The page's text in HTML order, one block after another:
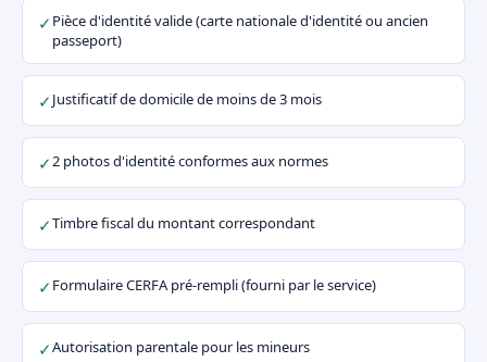
✓ Pièce d'identité valide (carte nationale d'identité ou ancien
passeport)
✓Justificatif de domicile de moins de 3 mois
✓2 photos d'identité conformes aux normes
✓Timbre fiscal du montant correspondant
✓ Formulaire CERFA pré-rempli (fourni par le service)
✓Autorisation parentale pour les mineurs